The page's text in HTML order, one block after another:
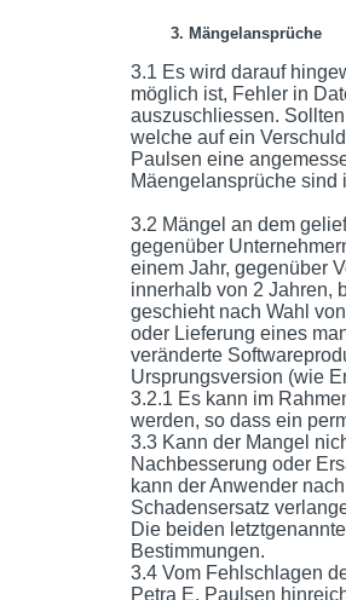
3. Mängelansprüche
3.1 Es wird darauf
möglich ist, Fehler in
auszuschliessen.
welche auf ein
Paulsen eine
Mäengelansprüche sind
3.2 Mängel an dem
gegenüber
einem Jahr, gegenüber
innerhalb von 2 Jahren,
geschieht nach Wahl
oder Lieferung eines
veränderte
Ursprungsversion (wie
3.2.1 Es kann im
werden, so dass ein
3.3 Kann der Mangel
Nachbesserung oder
kann der Anwender
Schadensersatz
Die beiden
Bestimmungen.
3.4 Vom Fehlschlagen
Petra E. Paulsen